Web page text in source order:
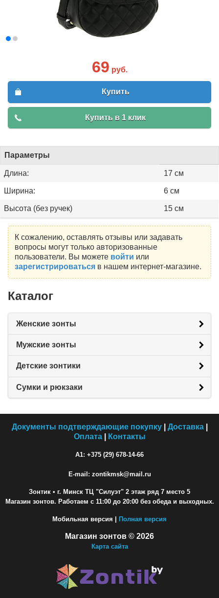
69 руб.
Купить
Купить в 1 клик
Параметры
Длина: 17 см
Ширина: 6 см
Высота (без ручек) 15 см
К сожалению, оставлять отзывы или задавать
вопросы могут только авторизованные
пользователи. Вы можете войти или
зарегистрироватьсяв нашем интернет-магазине.
Каталог
Женские зонты
Мужские зонты
Детские зонтики
Сумки и рюкзаки
Документы подтверждающие покупку| Доставка|
Оплата| Контакты
A1: +375 (29) 678-14-66
E-mail: zontikmsk@mail.ru
Зонтик • г. Минск ТЦ "Силуэт" 2 этаж ряд 7 место 5
Магазин зонтов. Работаем с 11:00 до 20:00 без обеда и выходных.
Мобильная версия | Полная версия
Магазин зонтов © 2026
Карта сайта